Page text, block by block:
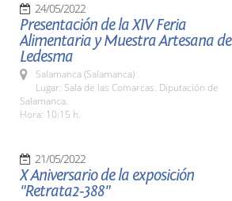
24/05/2022
Presentación de la XIV Feria
Alimentaria y Muestra Artesana de
Ledesma
Salamanca (Salamanca)
Lugar: Sala de las Comarcas. Diputación de
Salamanca.
Hora: 10:15 h.
21/05/2022
X Aniversario de la exposición
"Retrata2-388"